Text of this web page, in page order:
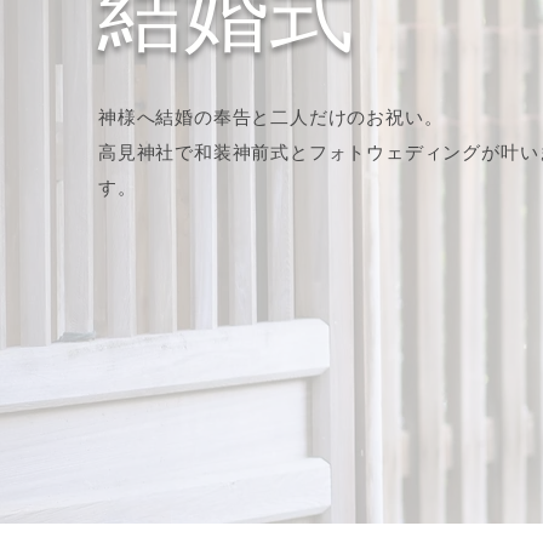
神様へ結婚の奉告と二人だけのお祝い。
高見神社で和装神前式とフォトウェディングが叶い
す。